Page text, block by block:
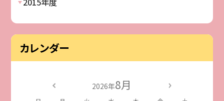
カレンダー
2026年8月